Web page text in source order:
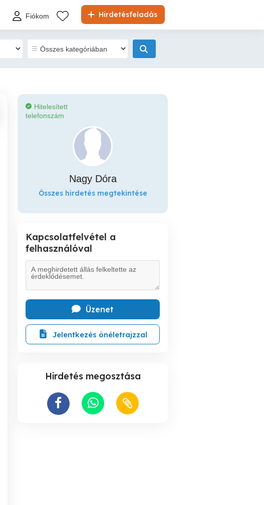
Hirdetésfeladás
Fiókom
Hitelesített
telefonszám
Nagy Dóra
Összes hirdetés megtekintése
Kapcsolatfelvétel a
felhasználóval
Üzenet
Jelentkezés önéletrajzzal
Hirdetés megosztása